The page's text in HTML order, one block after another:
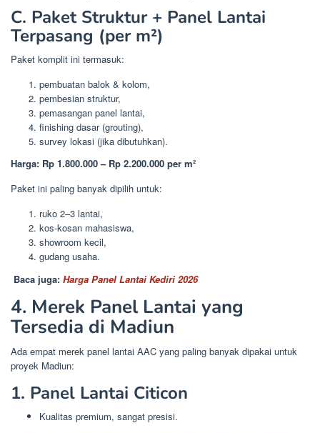
C. Paket Struktur + Panel Lantai
Terpasang (per m²)
Paket komplit ini termasuk:
pembuatan balok & kolom,
pembesian struktur,
pemasangan panel lantai,
finishing dasar (grouting),
survey lokasi (jika dibutuhkan).
Harga: Rp 1.800.000 – Rp 2.200.000 per m²
Paket ini paling banyak dipilih untuk:
ruko 2–3 lantai,
kos-kosan mahasiswa,
showroom kecil,
gudang usaha.
Baca juga: Harga Panel Lantai Kediri 2026
4. Merek Panel Lantai yang
Tersedia di Madiun
Ada empat merek panel lantai AAC yang paling banyak dipakai untuk
proyek Madiun:
1. Panel Lantai Citicon
Kualitas premium, sangat presisi.